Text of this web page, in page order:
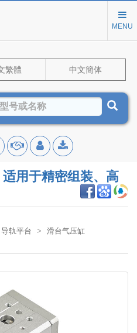
MENU
繁體 中文簡体
用于精密组装、高
导轨平台
滑台气压缸